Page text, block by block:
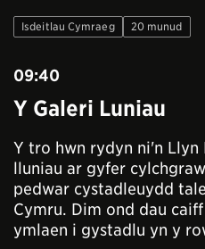
Isdeitlau Cymraeg 20 munud
09:40
Y Galeri Luniau
Y tro hwn rydyn ni'n Llyn
lluniau ar gyfer
pedwar cystadleuydd
Cymru. Dim ond dau
ymlaen i gystadlu yn y